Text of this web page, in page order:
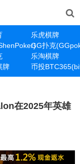
乐虎棋牌
GG扑克
乐淘棋牌
牌 币投
在2025年英雄